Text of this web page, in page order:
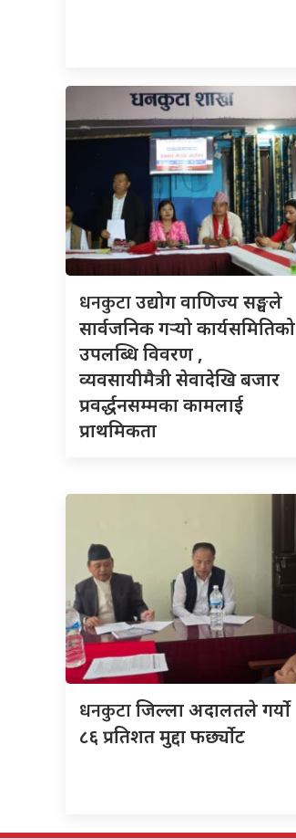
धनकुटाउद्योग वाणिज्य सङ्घले
सार्वजनिक गर्‍यो कार्यसमितिको
उपलब्धि विवरण ,
व्यवसायीमैत्री सेवादेखि बजार
प्रवर्द्धनसम्मका कामलाई
प्राथमिकता
धनकुटाजिल्ला अदालतले गर्यो
८६ प्रतिशत मुद्दा फर्छ्योट